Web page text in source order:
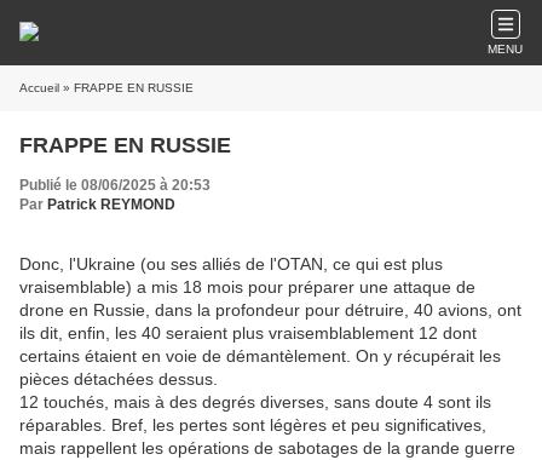
MENU
Accueil » FRAPPE EN RUSSIE
FRAPPE EN RUSSIE
Publié le 08/06/2025 à 20:53
Par Patrick REYMOND
Donc, l'Ukraine (ou ses alliés de l'OTAN, ce qui est plus
vraisemblable) a mis 18 mois pour préparer une attaque de
drone en Russie, dans la profondeur pour détruire, 40 avions, ont
ils dit, enfin, les 40 seraient plus vraisemblablement 12 dont
certains étaient en voie de démantèlement. On y récupérait les
pièces détachées dessus.
12 touchés, mais à des degrés diverses, sans doute 4 sont ils
réparables. Bref, les pertes sont légères et peu significatives,
mais rappellent les opérations de sabotages de la grande guerre